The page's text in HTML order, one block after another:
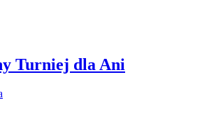
Turniej dla Ani